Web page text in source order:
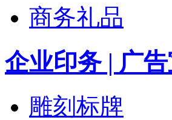
商务礼品
企业印务 | 广
雕刻标牌